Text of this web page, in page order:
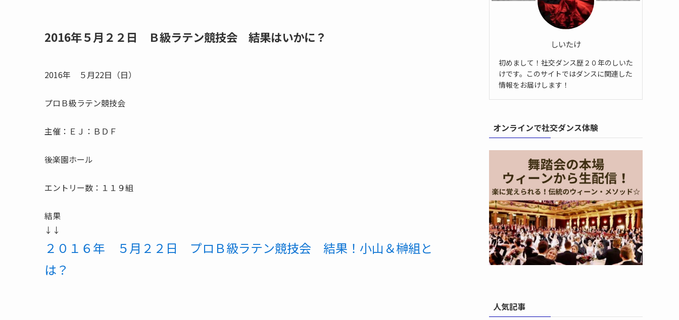
2016年５月２２日 Ｂ級ラテン競技会 結果はいかに？
2016年 ５月22日（日）
プロＢ級ラテン競技会
主催：ＥＪ：ＢＤＦ
後楽園ホール
エントリー数：１１９組
結果
↓↓
２０１６年 ５月２２日 プロＢ級ラテン競技会 結果！小山＆榊組と
は？
しいたけ
初めまして！社交ダンス歴２０年のしいた
けです。このサイトではダンスに関連した
情報をお届けします！
オンラインで社交ダンス体験
人気記事